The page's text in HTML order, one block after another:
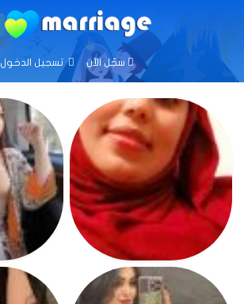
سجّل الآن تسجيل الدخول